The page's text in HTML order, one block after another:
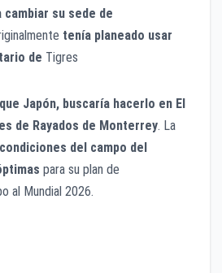
su sede de
tenía planeado usar
de Tigres
Japón, buscaría hacerlo en El
de Rayados de Monterrey. La
del campo del
para su plan de
al Mundial 2026.